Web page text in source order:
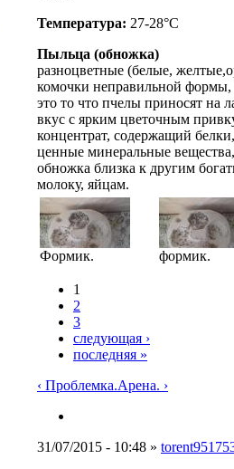
Температура: 27-28°C
Пыльца (обножка)
разноцветные (белые,
комочки неправильной
это то что пчелы приносят на
вкус с ярким цветочным
концентрат, содержащий
ценные минеральные
обножка близка к другим
молоку, яйцам.
Формик. формик.
1
2
3
следующая ›
последняя »
‹ Проблемка.Арена. ›
31/07/2015 - 10:48 »